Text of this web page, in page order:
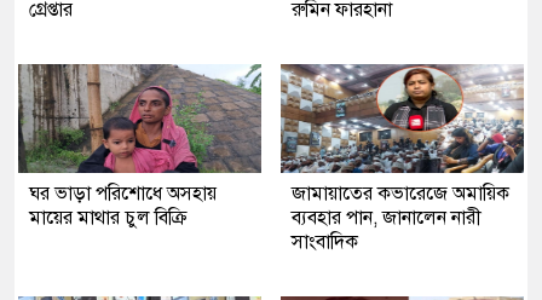
গ্রেপ্তার
রুমিন ফারহানা
ঘর ভাড়া পরিশোধে অসহায়
মায়ের মাথার চুল বিক্রি
জামায়াতের কভারেজে অমায়িক
ব্যবহার পান, জানালেন নারী
সাংবাদিক